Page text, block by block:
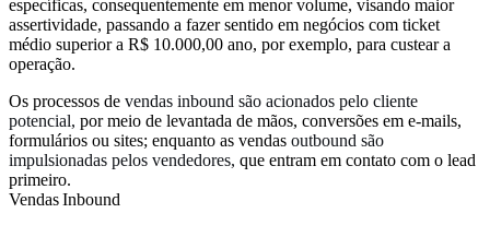
específicas, consequentemente em menor volume, visando maior
assertividade, passando a fazer sentido em negócios com ticket
médio superior a R$ 10.000,00 ano, por exemplo, para custear a
operação.
Os processos de vendas inbound são acionados pelo cliente
potencial, por meio de levantada de mãos, conversões em e-mails,
formulários ou sites; enquanto as vendas outbound são
impulsionadas pelos vendedores, que entram em contato com o lead
primeiro.
Vendas Inbound